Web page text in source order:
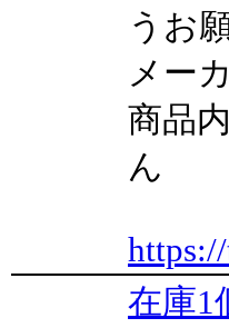
うお
メー
商品
ん
在庫1